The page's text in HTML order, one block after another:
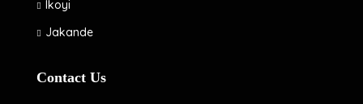
Ikoyi
Jakande
Contact Us